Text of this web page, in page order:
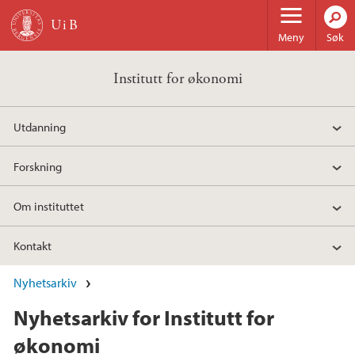
Hopp til hovedinnhold
Meny Søk
Institutt for økonomi
Utdanning
Forskning
Om instituttet
Kontakt
Nyhetsarkiv
Nyhetsarkiv for Institutt for
økonomi